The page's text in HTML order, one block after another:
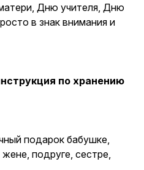
Дню учителя, Дню
в знак внимания и
по хранению
подарок бабушке,
подруге, сестре,